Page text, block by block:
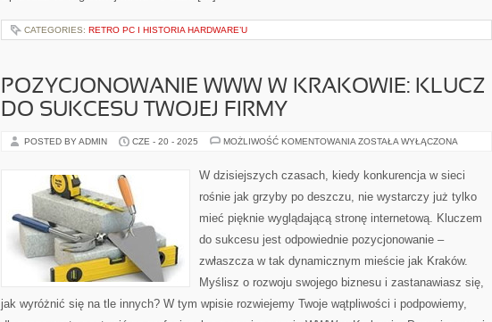
CATEGORIES: RETRO PC I HISTORIA HARDWARE’U
POZYCJONOWANIE WWW W KRAKOWIE: KLUCZ
DO SUKCESU TWOJEJ FIRMY
POSTED BY ADMIN CZE - 20 - 2025 MOŻLIWOŚĆ KOMENTOWANIA POZYCJONOWANIE
KRAKOWIE:
KLUCZ
SUKCESU
FIRMY
ZOSTAŁA WYŁĄCZONA
W dzisiejszych czasach, kiedy konkurencja w sieci
rośnie jak grzyby po deszczu, nie wystarczy już tylko
mieć pięknie wyglądającą stronę internetową. Kluczem
do sukcesu jest odpowiednie pozycjonowanie –
zwłaszcza w tak dynamicznym mieście jak Kraków.
Myślisz o rozwoju swojego biznesu i zastanawiasz się,
jak wyróżnić się na tle innych? W tym wpisie rozwiejemy Twoje wątpliwości i podpowiemy,